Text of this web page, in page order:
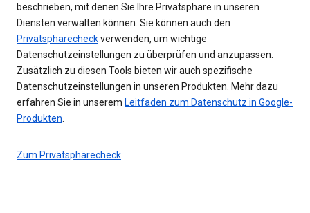
beschrieben, mit denen Sie Ihre Privatsphäre in unseren
Diensten verwalten können. Sie können auch den
Privatsphärecheckverwenden, um wichtige
Datenschutzeinstellungen zu überprüfen und anzupassen.
Zusätzlich zu diesen Tools bieten wir auch spezifische
Datenschutzeinstellungen in unseren Produkten. Mehr dazu
erfahren Sie in unserem Leitfaden zum Datenschutz in Google-
Produkten
Zum Privatsphärecheck